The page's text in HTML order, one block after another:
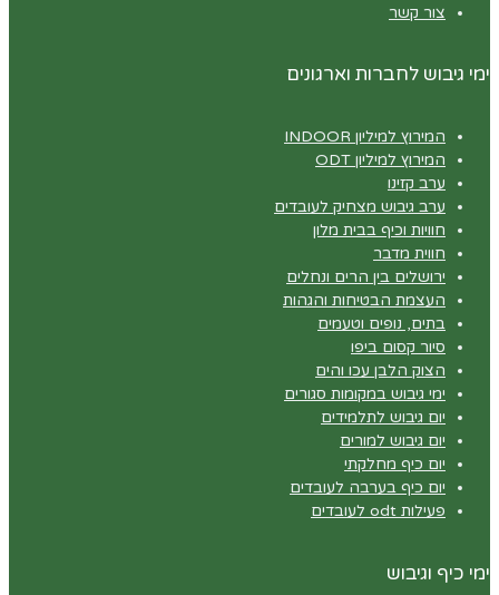
צור קשר
ימי גיבוש לחברות וארגונים
המירוץ למיליון INDOOR
המירוץ למיליון ODT
ערב קזינו
ערב גיבוש מצחיק לעובדים
חוויות וכיף בבית מלון
חווית מדבר
ירושלים בין הרים ונחלים
העצמת הבטיחות והגהות
בתים, נופים וטעמים
סיור קסום ביפו
הצוק הלבן עכו והים
ימי גיבוש במקומות סגורים
יום גיבוש לתלמידים
יום גיבוש למורים
יום כיף מחלקתי
יום כיף בערבה לעובדים
פעילות odt לעובדים
ימי כיף וגיבוש